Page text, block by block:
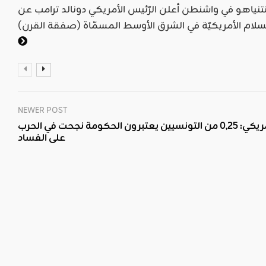
جمعه بنتنياهو في واشنطن أعلن الرّئيس الأمريكي دونالد ترامب عن
NEWER POST
استطلاع أمريكي: 0,25 من التونسيين يعتبرون الحكومة نجحت في الحرب
على الفساد